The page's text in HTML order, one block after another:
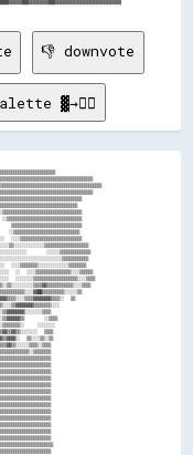
👎 downvote
▓→✊🏽
░░░░░░▒▒▒▒▒▒▒▒▒▒▒▒▒▒
░░  ░░░░▒▒▒▒▒▒▒▒▒▒▒▒▒▒▒▒░░░░▒▒▒▒▒▒
▒▒
░░▒▒▒▒
░░░░░░░░
▒▒▒▒
▒▒░░░░▒▒░░▒▒